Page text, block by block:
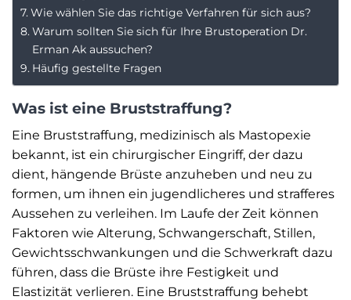
Wie wählen Sie das richtige Verfahren für sich aus?
Warum sollten Sie sich für Ihre Brustoperation Dr.
Erman Ak aussuchen?
Häufig gestellte Fragen
Was ist eine Bruststraffung?
Eine Bruststraffung, medizinisch als Mastopexie
bekannt, ist ein chirurgischer Eingriff, der dazu
dient, hängende Brüste anzuheben und neu zu
formen, um ihnen ein jugendlicheres und strafferes
Aussehen zu verleihen. Im Laufe der Zeit können
Faktoren wie Alterung, Schwangerschaft, Stillen,
Gewichtsschwankungen und die Schwerkraft dazu
führen, dass die Brüste ihre Festigkeit und
Elastizität verlieren. Eine Bruststraffung behebt